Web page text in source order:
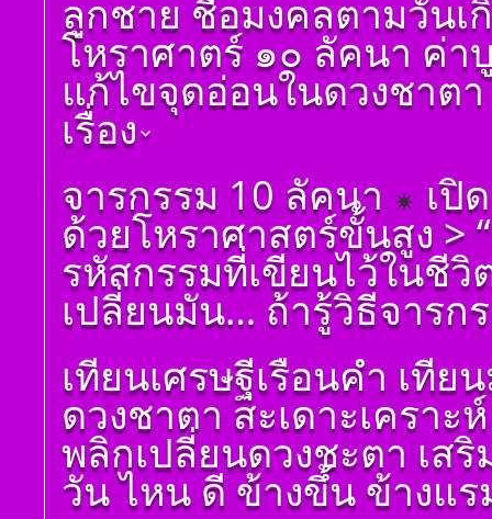
โดย สอ้าน นาคเพชร
พูล(สีดิน) บทที่ ๙ ดวง
ปรเกษตร (หรือดวง
ประ)
โ ห ร า ส า ด (ฉบับ
เรียนรู้โดยไม่ต้องถาม)
โดย สอ้าน นาคเพชร
มหาอุจ
ลูกชาย ชื่อมงคลตามวัน
โหราศาตร์ ๑๐ ลัคนา ค่า
แก้ไขจุดอ่อนในดวงชาต
เรื่อง
ตั้งชื่อมงคลคนเกิดวัน
จันทร์ ตั้งชื่อดี เป็น
มงคล ชื่อมงคล ตั้งชื่อ
เลขศาสตร์ มหาทักษา
พลังดาวพระเคราะห์
ตั้งดวงถอดดาวด้วย
โหราศาตร์ ๑๐ ลัคนา
ออกมาเป็นจุดอ่อนจุด
แข็งแก้ไขข้อบกพร่อง
ในพื้นดวงชาตา
ตั้งชื่อมงคลคนเกิดวัน
อังคาร ตั้งชื่อดี เป็น
มงคล ชื่อมงคล ตั้งชื่อ
เลขศาสตร์ มหาทักษา
พลังดาวพระเคราะห์
ตั้งดวงถอดดาวด้วย
โหราศาตร์ ๑๐ ลัคนา
จารกรรม 10 ลัคนา เปิ
ด้วยโหราศาสตร์ขั้นสูง >
รหัสกรรมที่เขียนไว้ในชีวิ
เปลี่ยนมัน… ถ้ารู้วิธีจารก
เทียนเศรษฐีเรือนคำ เที
ดวงชาตา สะเดาะเครา
พลิกเปลี่ยนดวงชะตา เส
วัน ไหน ดี ข้างขึ้น ข้างแร